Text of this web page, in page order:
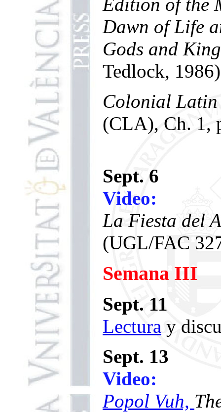
Dawn of Life
Gods and
Tedlock,
Colonial Latin
(CLA), Ch. 1,
Sept. 6
Video:
La Fiesta del
(UGL/FAC
Semana III
Sept. 11
Lectura y
Sept. 13
Video:
Popol Vuh,